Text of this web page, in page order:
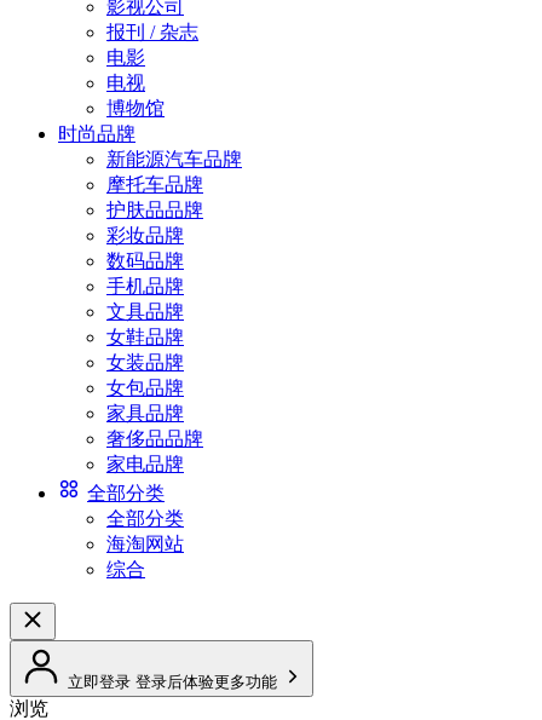
影视公司
报刊 / 杂志
电影
电视
博物馆
时尚品牌
新能源汽车品牌
摩托车品牌
护肤品品牌
彩妆品牌
数码品牌
手机品牌
文具品牌
女鞋品牌
女装品牌
女包品牌
家具品牌
奢侈品品牌
家电品牌
全部分类
全部分类
海淘网站
综合
立即登录 登录后体验更多功能
浏览